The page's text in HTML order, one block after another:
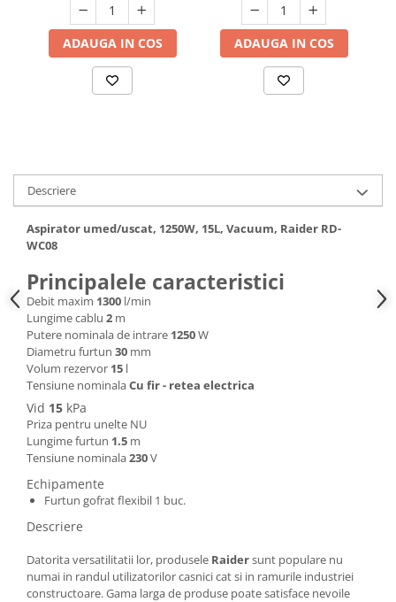
Hote bucatarie
Consumabile
Hote cupolare
Hote telescopice
Hote traditionale
Masini de Spalat Rufe & Uscatoare
Accesorii masini de spalat &
uscatoare
Masini automate de spalat rufe
Masini de spalat rufe cu uscator
Masini de spalat rufe verticale
Uscatoare de rufe
Masini de spalat vase
Masini de spalat vase incorporabile
Masini de spalat vase
independente
Motoburghiu/Foreza pamant
Pachete Incorporabile
Pirostrii & Arzatoare
Plasa umbrire
Pompe de stropit
ADAUGA IN COS ADAUGA IN COS
Descriere
Aspirator umed/uscat, 1250W, 15L, Vacuum, Raider RD-
WC08
Principalele caracteristici
Debit maxim 1300 l/min
Lungime cablu 2 m
Putere nominala de intrare 1250W
Diametru furtun 30 mm
Volum rezervor 15 l
Tensiune nominalaCu fir - retea electrica
Vid 15 kPa
Priza pentru unelte NU
Lungime furtun 1.5 m
Tensiune nominala230V
Echipamente
Furtun gofrat flexibil 1 buc.
Descriere
Datorita versatilitatii lor, produsele Raidersunt populare nu
numai in randul utilizatorilor casnici cat si in ramurile industriei
constructoare. Gama larga de produse poate satisface nevoile